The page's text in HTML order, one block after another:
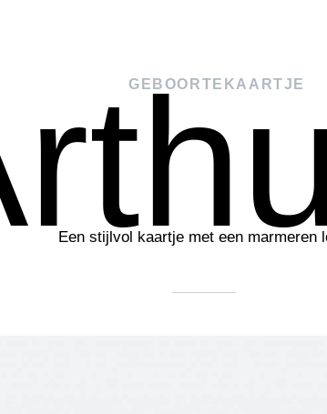
GEBOORTEKAARTJE
Een stijlvol kaartje met een marmeren